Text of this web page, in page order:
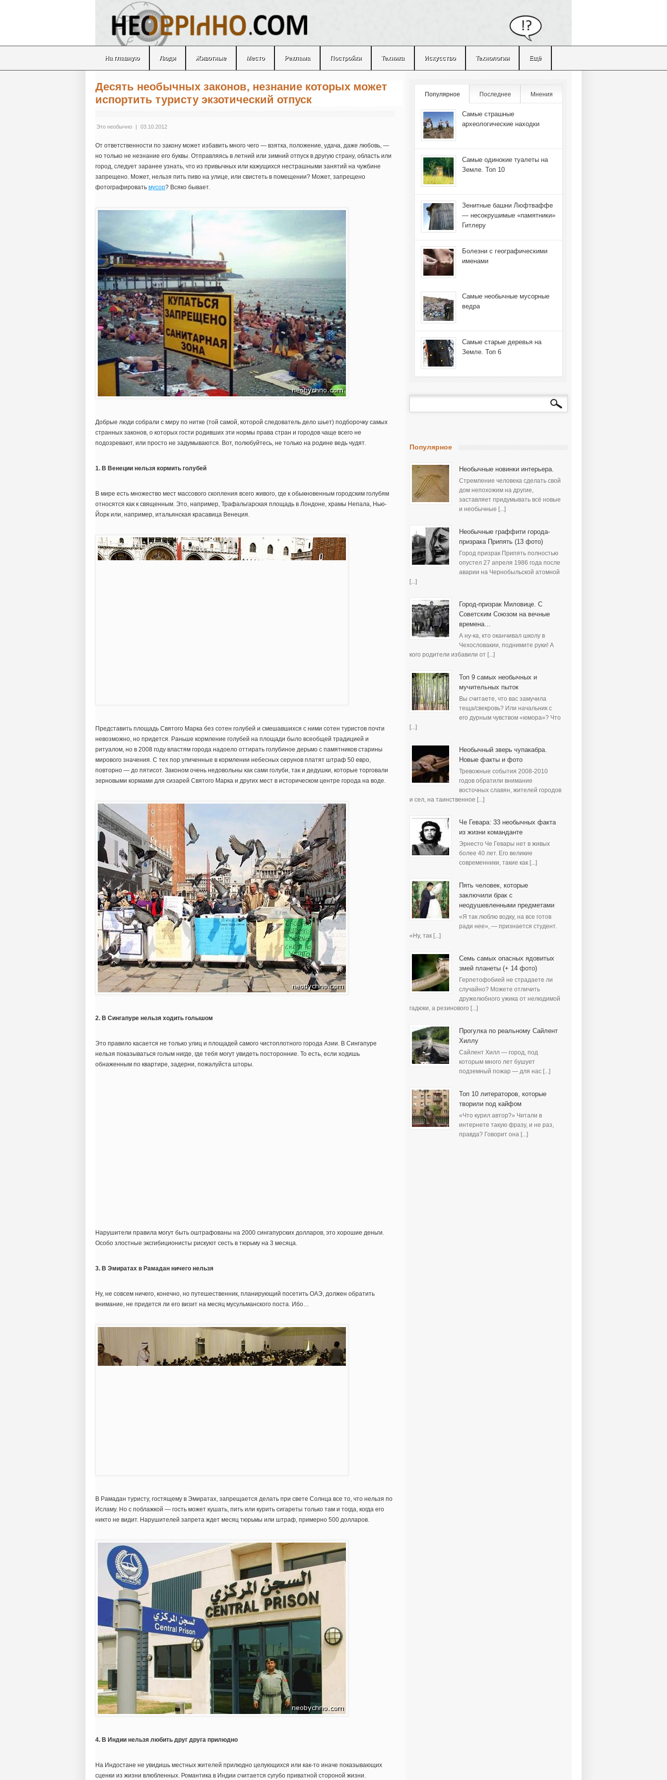
На главную Люди Животные Место Реклама Постройки Техника Искусство Технологии Ещё
Десять необычных законов, незнание которых может
испортить туристу экзотический отпуск
Это необычно | 03.10.2012
От ответственности по закону может избавить много чего — взятка, положение, удача, даже любовь, —
но только не незнание его буквы. Отправляясь в летний или зимний отпуск в другую страну, область или
город, следует заранее узнать, что из привычных или кажущихся нестрашными занятий на чужбине
запрещено. Может, нельзя пить пиво на улице, или свистеть в помещении? Может, запрещено
фотографировать мусор? Всяко бывает.
Добрые люди собрали с миру по нитке (той самой, которой следователь дело шьет) подборочку самых
странных законов, о которых гости родивших эти нормы права стран и городов чаще всего не
подозревают, или просто не задумываются. Вот, полюбуйтесь, не только на родине ведь чудят.
1. В Венеции нельзя кормить голубей
В мире есть множество мест массового скопления всего живого, где к обыкновенным городским голубям
относятся как к священным. Это, например, Трафальгарская площадь в Лондоне, храмы Непала, Нью-
Йорк или, например, итальянская красавица Венеция.
Представить площадь Святого Марка без сотен голубей и смешавшихся с ними сотен туристов почти
невозможно, но придется. Раньше кормление голубей на площади было всеобщей традицией и
ритуалом, но в 2008 году властям города надоело оттирать голубиное дерьмо с памятников старины
мирового значения. С тех пор уличенные в кормлении небесных серунов платят штраф 50 евро,
повторно — до пятисот. Законом очень недовольны как сами голуби, так и дедушки, которые торговали
зерновыми кормами для сизарей Святого Марка и других мест в историческом центре города на воде.
2. В Сингапуре нельзя ходить голышом
Это правило касается не только улиц и площадей самого чистоплотного города Азии. В Сингапуре
нельзя показываться голым нигде, где тебя могут увидеть посторонние. То есть, если ходишь
обнаженным по квартире, задерни, пожалуйста шторы.
Нарушители правила могут быть оштрафованы на 2000 сингапурских долларов, это хорошие деньги.
Особо злостные эксгибиционисты рискуют сесть в тюрьму на 3 месяца.
3. В Эмиратах в Рамадан ничего нельзя
Ну, не совсем ничего, конечно, но путешественник, планирующий посетить ОАЭ, должен обратить
внимание, не придется ли его визит на месяц мусульманского поста. Ибо…
В Рамадан туристу, гостящему в Эмиратах, запрещается делать при свете Солнца все то, что нельзя по
Исламу. Но с поблажкой — гость может кушать, пить или курить сигареты только там и тогда, когда его
никто не видит. Нарушителей запрета ждет месяц тюрьмы или штраф, примерно 500 долларов.
4. В Индии нельзя любить друг друга прилюдно
На Индостане не увидишь местных жителей прилюдно целующихся или как-то иначе показывающих
сценки из жизни влюбленных. Романтика в Индии считается сугубо приватной стороной жизни.
Популярное Последнее Мнения
Самые страшные
археологические находки
Самые одинокие туалеты на
Земле. Топ 10
Зенитные башни Люфтваффе
— несокрушимые «памятники»
Гитлеру
Болезни с географическими
именами
Самые необычные мусорные
ведра
Самые старые деревья на
Земле. Топ 6
Популярное
Необычные новинки интерьера.
Стремление человека сделать свой
дом непохожим на другие,
заставляет придумывать всё новые
и необычные [...]
Необычные граффити города-
призрака Припять (13 фото)
Город призрак Припять полностью
опустел 27 апреля 1986 года после
аварии на Чернобыльской атомной
[...]
Город-призрак Миловице. С
Советским Союзом на вечные
времена…
А ну-ка, кто оканчивал школу в
Чехословакии, поднимите руки! А
кого родители избавили от [...]
Топ 9 самых необычных и
мучительных пыток
Вы считаете, что вас замучила
теща/свекровь? Или начальник с
его дурным чувством «юмора»? Что
[...]
Необычный зверь чупакабра.
Новые факты и фото
Тревожные события 2008-2010
годов обратили внимание
восточных славян, жителей городов
и сел, на таинственное [...]
Че Гевара: 33 необычных факта
из жизни команданте
Эрнесто Че Гевары нет в живых
более 40 лет. Его великие
современники, такие как [...]
Пять человек, которые
заключили брак с
неодушевленными предметами
«Я так люблю водку, на все готов
ради нее», — признается студент.
«Ну, так [...]
Семь самых опасных ядовитых
змей планеты (+ 14 фото)
Герпетофобией не страдаете ли
случайно? Можете отличить
дружелюбного ужика от нелюдимой
гадюки, а резинового [...]
Прогулка по реальному Сайлент
Хиллу
Сайлент Хилл — город, под
которым много лет бушует
подземный пожар — для нас [...]
Топ 10 литераторов, которые
творили под кайфом
«Что курил автор?» Читали в
интернете такую фразу, и не раз,
правда? Говорит она [...]